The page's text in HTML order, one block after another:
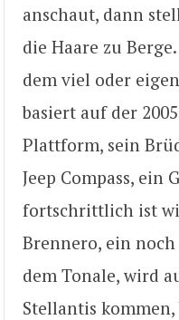
anschaut, dann
die Haare zu
dem viel oder
basiert auf der
Plattform, sein
Jeep Compass, ein
fortschrittlich ist
Brennero, ein
dem Tonale, wird
Stellantis